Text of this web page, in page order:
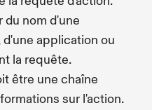
du nom d'une
application ou
la requête.
être une chaîne
sur l'action.